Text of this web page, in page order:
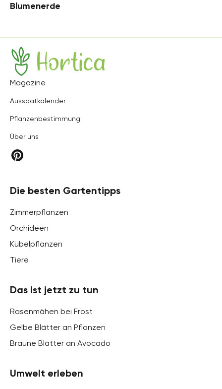
Blumenerde
Hortica
Magazine
Aussaatkalender
Pflanzenbestimmung
Über uns
Die besten Gartentipps
Zimmerpflanzen
Orchideen
Kübelpflanzen
Tiere
Das ist jetzt zu tun
Rasenmähen bei Frost
Gelbe Blätter an Pflanzen
Braune Blätter an Avocado
Umwelt erleben